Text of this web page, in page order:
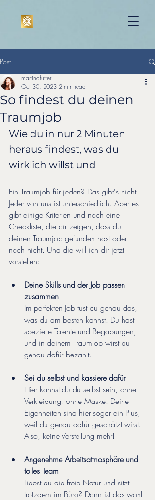
Post
So findest du deinen
Traumjob
martinafutter
Oct 30, 2023 2 min read
Wie du in nur 2 Minuten
heraus findest, was du
wirklich willst und
Ein Traumjob für jeden? Das gibt's nicht.
Jeder von uns ist unterschiedlich. Aber es
gibt einige Kriterien und noch eine
Checkliste, die dir zeigen, dass du
deinen Traumjob gefunden hast oder
noch nicht. Und die will ich dir jetzt
vorstellen:
Deine Skills und der Job passen
zusammen
Im perfekten Job tust du genau das,
was du am besten kannst. Du hast
spezielle Talente und Begabungen,
und in deinem Traumjob wirst du
genau dafür bezahlt.
Sei du selbst und kassiere dafür
Hier kannst du du selbst sein, ohne
Verkleidung, ohne Maske. Deine
Eigenheiten sind hier sogar ein Plus,
weil du genau dafür geschätzt wirst.
Also, keine Verstellung mehr!
Angenehme Arbeitsatmosphäre und
tolles Team
Liebst du die freie Natur und sitzt
trotzdem im Büro? Dann ist das wohl